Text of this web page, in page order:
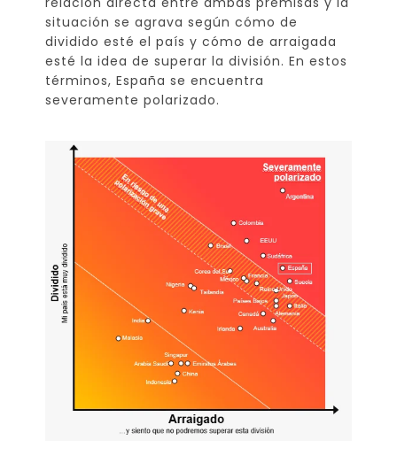
situación se agrava según cómo de
dividido esté el país y cómo de arraigada
esté la idea de superar la división. En estos
términos, España se encuentra
severamente polarizado.